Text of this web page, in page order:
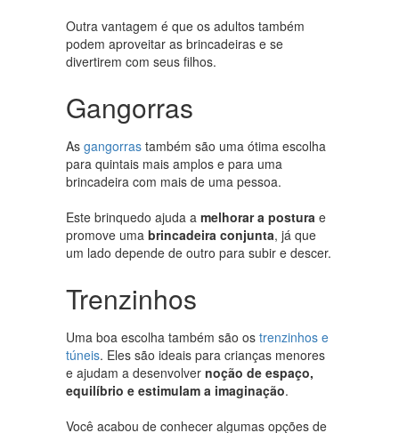
Outra vantagem é que os adultos também
podem aproveitar as brincadeiras e se
divertirem com seus filhos.
Gangorras
As gangorras também são uma ótima escolha
para quintais mais amplos e para uma
brincadeira com mais de uma pessoa.
Este brinquedo ajuda a melhorar a postura e
promove uma brincadeira conjunta, já que
um lado depende de outro para subir e descer.
Trenzinhos
Uma boa escolha também são os trenzinhos e
túneis. Eles são ideais para crianças menores
e ajudam a desenvolver noção de espaço,
equilíbrio e estimulam a imaginação.
Você acabou de conhecer algumas opções de